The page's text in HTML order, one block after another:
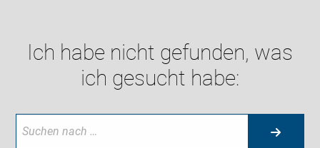
Ich habe nicht gefunden, was
ich gesucht habe: